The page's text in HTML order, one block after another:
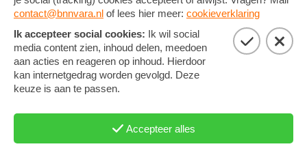
ARTIKELEN
FOTO'S
NIEUWSBRIEF
STATEMENT
COOKIE-INSTELLINGEN